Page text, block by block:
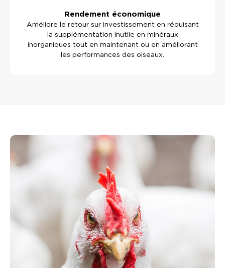
Rendement économique
Améliore le retour sur investissement en réduisant
la supplémentation inutile en minéraux
inorganiques tout en maintenant ou en améliorant
les performances des oiseaux.